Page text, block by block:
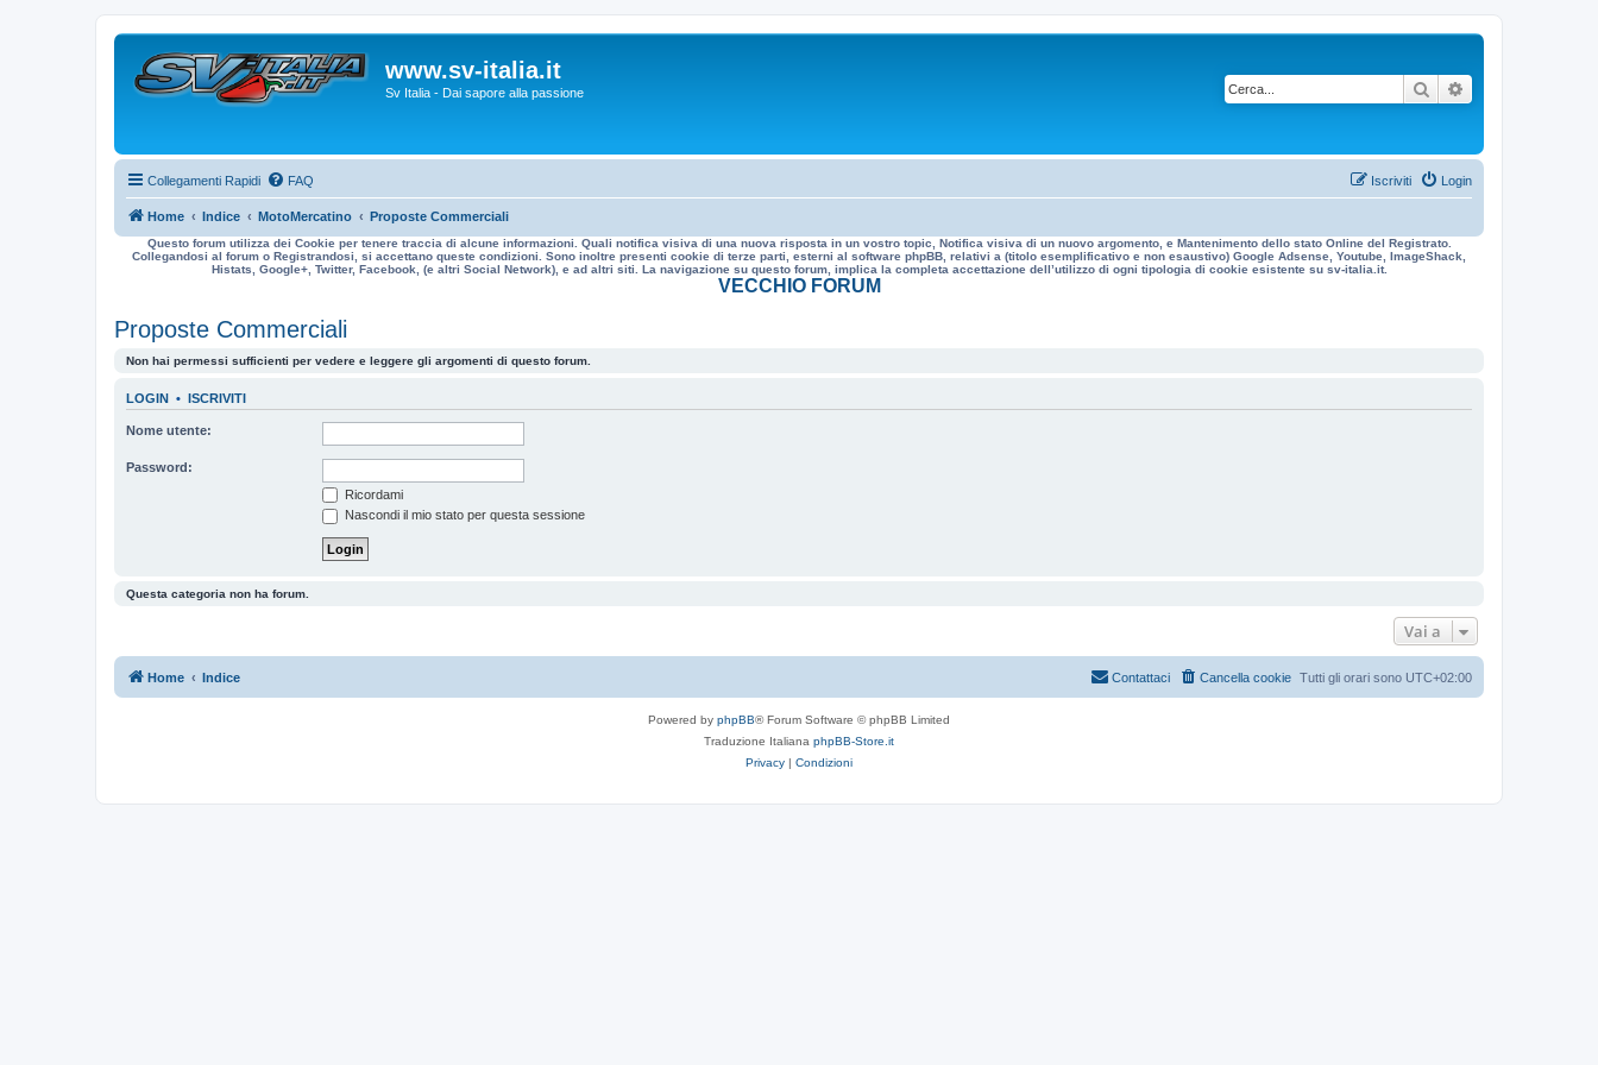
www.sv-italia.it
Sv Italia - Dai sapore alla passione Cerca
Collegamenti Rapidi FAQ Login
Iscriviti
Home Indice MotoMercatino Proposte Commerciali
Questo forum utilizza dei Cookie per tenere traccia di alcune informazioni. Quali notifica visiva di una nuova risposta in un vostro topic, Notifica visiva di un nuovo argomento, e Mantenimento dello stato Online del Registrato.
Collegandosi al forum o Registrandosi, si accettano queste condizioni. Sono inoltre presenti cookie di terze parti, esterni al software phpBB, relativi a (titolo esemplificativo e non esaustivo) Google Adsense, Youtube, ImageShack,
Histats, Google+, Twitter, Facebook, (e altri Social Network), e ad altri siti. La navigazione su questo forum, implica la completa accettazione dell’utilizzo di ogni tipologia di cookie esistente su sv-italia.it.
VECCHIO FORUM
Proposte Commerciali
Non hai permessi sufficienti per vedere e leggere gli argomenti di questo forum.
LOGIN • ISCRIVITI
Nome utente:
Password:
Ricordami
Nascondi il mio stato per questa sessione
Questa categoria non ha forum.
Vai a
Home Indice Tutti gli orari sono UTC+02:00
Cancella cookie
Contattaci
Powered by phpBB® Forum Software © phpBB Limited
Traduzione Italiana phpBB-Store.it
Privacy | Condizioni